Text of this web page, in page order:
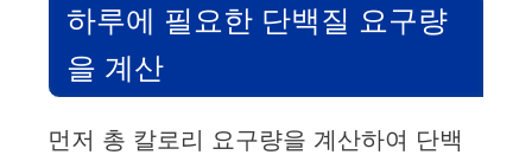
하루에 필요한 단백질 요구량
을 계산
먼저 총 칼로리 요구량을 계산하여 단백